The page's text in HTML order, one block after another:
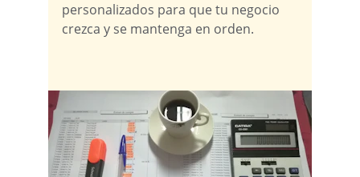
personalizados para que tu negocio
crezca y se mantenga en orden.